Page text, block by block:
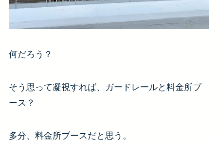
何だろう？
そう思って凝視すれば、ガードレールと料金所ブ
ース？
多分、料金所ブースだと思う。